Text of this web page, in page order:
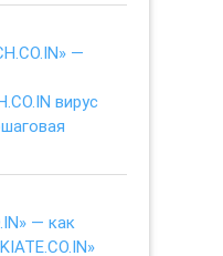
—
вирус
— как